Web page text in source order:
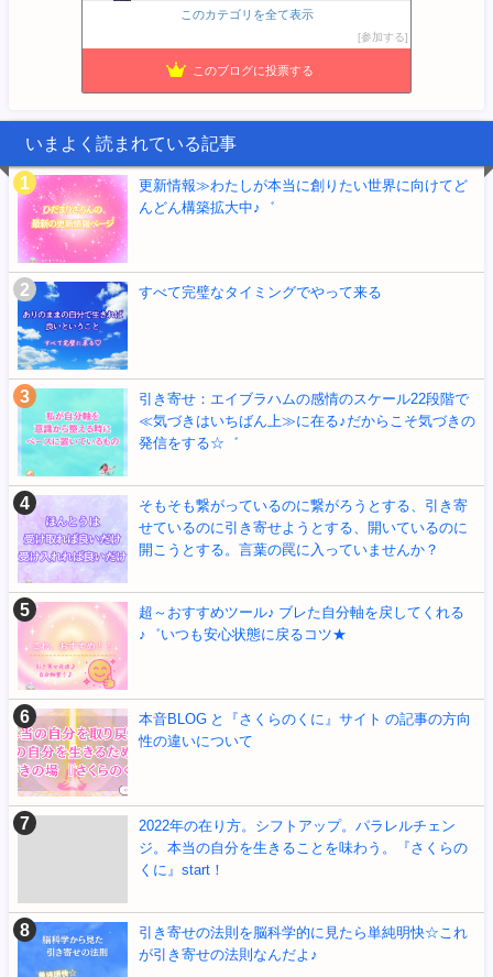
心と体の土台から整え、本来の自分に還る暮らし
かまいと 家計簿書こうクラブ
このカテゴリを全て表示
参加する
このブログに投票する
いまよく読まれている記事
更新情報≫わたしが本当に創りたい世界に向けてど
んどん構築拡大中♪゛
すべて完璧なタイミングでやって来る
引き寄せ：エイブラハムの感情のスケール22段階で
≪気づきはいちばん上≫に在る♪だからこそ気づきの
発信をする☆゛
そもそも繋がっているのに繋がろうとする、引き寄
せているのに引き寄せようとする、開いているのに
開こうとする。言葉の罠に入っていませんか？
超～おすすめツール♪ ブレた自分軸を戻してくれる
♪゛いつも安心状態に戻るコツ★
本音BLOG と『さくらのくに』サイト の記事の方向
性の違いについて
2022年の在り方。シフトアップ。パラレルチェン
ジ。本当の自分を生きることを味わう。『さくらの
くに』start！
引き寄せの法則を脳科学的に見たら単純明快☆これ
が引き寄せの法則なんだよ♪